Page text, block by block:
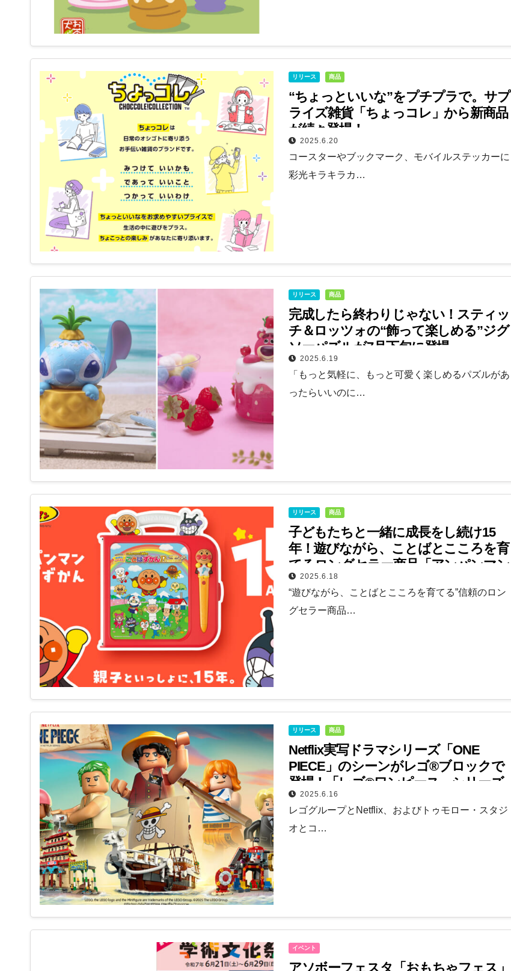
リリース 商品
“ちょっといいな”をプチプラで。サプ
ライズ雑貨「ちょっコレ」から新商品
が続々登場！
2025.6.20
コースターやブックマーク、モバイルステッカーに
彩光キラキラカ…
リリース 商品
完成したら終わりじゃない！スティッ
チ＆ロッツォの“飾って楽しめる”ジグ
ソーパズルが7月下旬に登場
2025.6.19
「もっと気軽に、もっと可愛く楽しめるパズルがあ
ったらいいのに…
リリース 商品
子どもたちと一緒に成長をし続け15
年！遊びながら、ことばとこころを育
てるロングセラー商品「アンパンマン
ことばずかん」シリーズの記念BOXが
7月登場
2025.6.18
“遊びながら、ことばとこころを育てる”信頼のロン
グセラー商品…
リリース 商品
Netflix実写ドラマシリーズ「ONE
PIECE」のシーンがレゴ®ブロックで
登場！「レゴ®ワンピース」シリーズ
の新商品が8月発売
2025.6.16
レゴグループとNetflix、およびトゥモロー・スタジ
オとコ…
イベント
アソボーフェスタ「おもちゃフェス」